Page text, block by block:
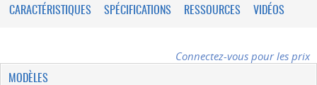
CARACTÉRISTIQUES SPÉCIFICATIONS RESSOURCES VIDÉOS
Connectez-vous pour les prix
MODÈLES